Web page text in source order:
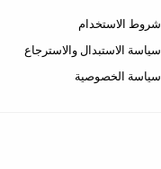
شروط الاستخدام
سياسة الاستبدال والاسترجاع
سياسة الخصوصية